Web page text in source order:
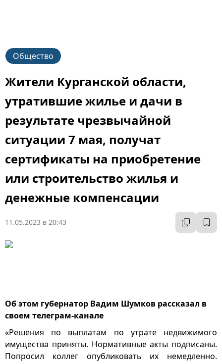
Общество
Жители Курганской области,
утратившие жилье и дачи в
результате чрезвычайной
ситуации 7 мая, получат
сертификаты на приобретение
или строительство жилья и
денежные компенсации
11.05.2023 в 20:43
Об этом губернатор Вадим Шумков рассказал в
своем телеграм-канале
«Решения по выплатам по утрате недвижимого
имущества приняты. Нормативные акты подписаны.
Попросил коллег опубликовать их немедленно.